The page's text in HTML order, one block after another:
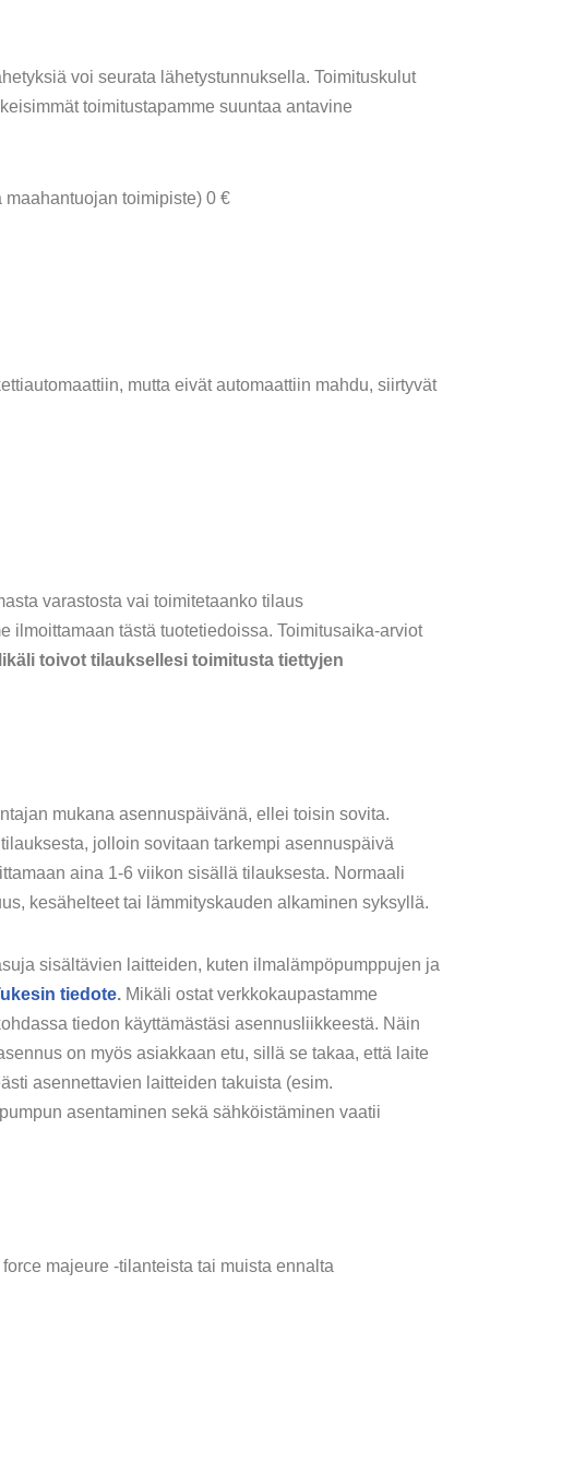
voi seurata lähetystunnuksella. Toimituskulut
toimitustapamme suuntaa antavine
toimipiste) 0 €
mutta eivät automaattiin mahdu, siirtyvät
varastosta vai toimitetaanko tilaus
ilmoittamaan tästä tuotetiedoissa. Toimitusaika-arviot
toivot tilauksellesi toimitusta tiettyjen
mukana asennuspäivänä, ellei toisin sovita.
jolloin sovitaan tarkempi asennuspäivä
aina 1-6 viikon sisällä tilauksesta. Normaali
kesähelteet tai lämmityskauden alkaminen syksyllä.
sisältävien laitteiden, kuten ilmalämpöpumppujen ja
tiedote. Mikäli ostat verkkokaupastamme
tiedon käyttämästäsi asennusliikkeestä. Näin
on myös asiakkaan etu, sillä se takaa, että laite
asennettavien laitteiden takuista (esim.
asentaminen sekä sähköistäminen vaatii
majeure -tilanteista tai muista ennalta